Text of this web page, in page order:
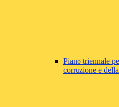
Piano triennale
corruzione e